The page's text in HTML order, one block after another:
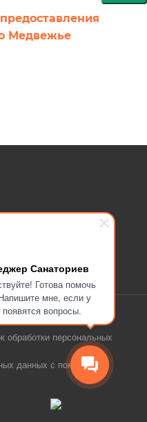
Санаториев
Готова помочь
мне, если у
появятся вопросы.
Медвежье
72
обработки персональных
данных с помощью